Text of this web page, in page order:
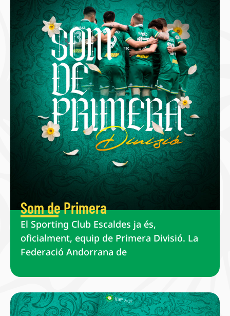
Som de Primera
El Sporting Club Escaldes ja és,
oficialment, equip de Primera Divisió. La
Federació Andorrana de